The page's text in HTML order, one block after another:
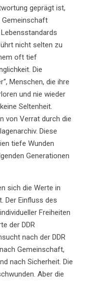
geprägt ist,
nicht selten zu
oft tief
Die
Menschen, die ihre
und nie wieder
Seltenheit.
von Verrat durch die
Diese
tiefe Wunden
Generationen
sich die Werte in
Der Einfluss des
Freiheiten
der DDR
nach der DDR
Gemeinschaft,
nach Sicherheit. Die
Aber die